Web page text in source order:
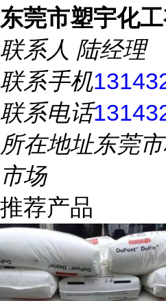
东莞市塑宇化
联系人 陆经理
联系手机
联系电话
所在地址东莞
市场
推荐产品